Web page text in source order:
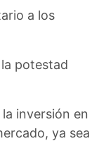
a los
potestad
inversión en
ya sea